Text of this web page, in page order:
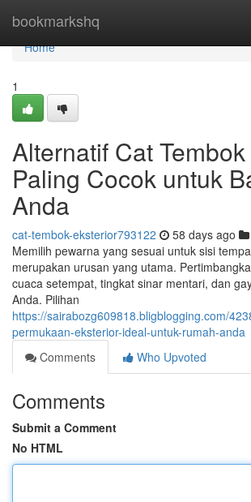
bookmarkshq
Home
Home
1
Alternatif Cat
Paling Cocok untuk
Anda
cat-tembok-eksterior793122 58 days ago
Memilih pewarna yang sesuai untuk sisi
merupakan urusan yang utama.
cuaca setempat, tingkat sinar mentari, dan
Anda. Pilihan
https://sairabozg609818.bligblogging.com/
permukaan-eksterior-ideal-untuk-rumah-anda
Comments
Who Upvoted
Comments
Submit a Comment
No HTML